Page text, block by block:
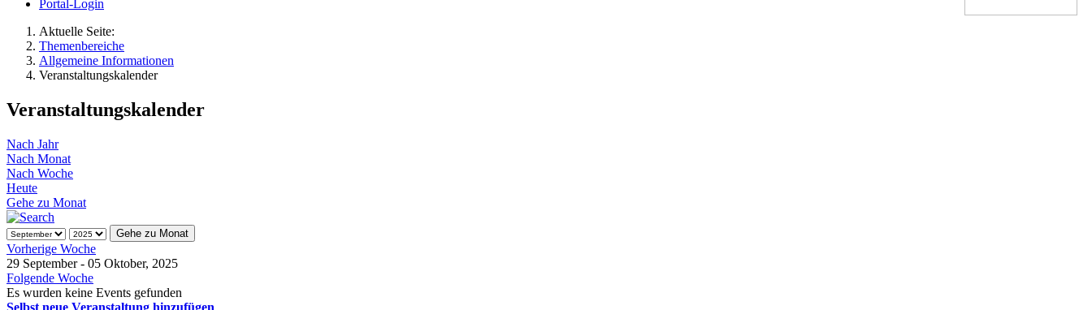
Portal-Login
Aktuelle Seite:
Themenbereiche
Allgemeine Informationen
Veranstaltungskalender
Veranstaltungskalender
Nach Jahr
Nach Monat
Nach Woche
Heute
Gehe zu Monat
Gehe zu Monat
Vorherige Woche
29 September - 05 Oktober, 2025
Folgende Woche
Es wurden keine Events gefunden
Selbst neue Veranstaltung hinzufügen